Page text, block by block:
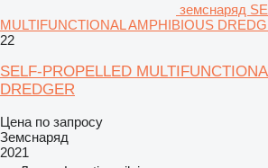
земснаряд
MULTIFUNCTIONAL AMPHIBIOUS
22
SELF-PROPELLED
DREDGER
Цена по запросу
Земснаряд
2021